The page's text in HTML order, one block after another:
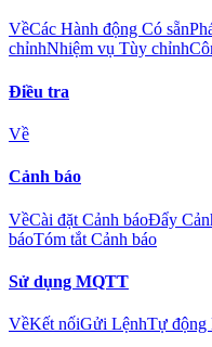
VềCác Hành động Có sẵn
chỉnhNhiệm vụ Tùy chỉnh
Điều tra
Về
Cảnh báo
VềCài đặt Cảnh báoĐẩy
báoTóm tắt Cảnh báo
Sử dụng MQTT
VềKết nốiGửi LệnhTự